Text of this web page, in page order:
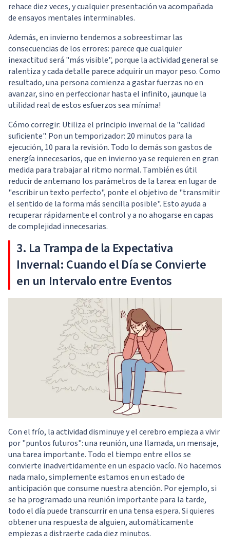
rehace diez veces, y cualquier presentación va acompañada
de ensayos mentales interminables.
Además, en invierno tendemos a sobreestimar las
consecuencias de los errores: parece que cualquier
inexactitud será "más visible", porque la actividad general se
ralentiza y cada detalle parece adquirir un mayor peso. Como
resultado, una persona comienza a gastar fuerzas no en
avanzar, sino en perfeccionar hasta el infinito, ¡aunque la
utilidad real de estos esfuerzos sea mínima!
Cómo corregir: Utiliza el principio invernal de la "calidad
suficiente". Pon un temporizador: 20 minutos para la
ejecución, 10 para la revisión. Todo lo demás son gastos de
energía innecesarios, que en invierno ya se requieren en gran
medida para trabajar al ritmo normal. También es útil
reducir de antemano los parámetros de la tarea: en lugar de
"escribir un texto perfecto", ponte el objetivo de "transmitir
el sentido de la forma más sencilla posible". Esto ayuda a
recuperar rápidamente el control y a no ahogarse en capas
de complejidad innecesarias.
3. La Trampa de la Expectativa
Invernal: Cuando el Día se Convierte
en un Intervalo entre Eventos
Con el frío, la actividad disminuye y el cerebro empieza a vivir
por "puntos futuros": una reunión, una llamada, un mensaje,
una tarea importante. Todo el tiempo entre ellos se
convierte inadvertidamente en un espacio vacío. No hacemos
nada malo, simplemente estamos en un estado de
anticipación que consume nuestra atención. Por ejemplo, si
se ha programado una reunión importante para la tarde,
todo el día puede transcurrir en una tensa espera. Si quieres
obtener una respuesta de alguien, automáticamente
empiezas a distraerte cada diez minutos.